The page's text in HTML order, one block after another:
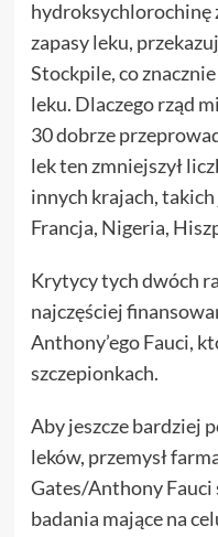
hydroksychlorochinę
zapasy leku,
Stockpile, co
leku. Dlaczego rząd
30 dobrze
lek ten zmniejszył
innych krajach,
Francja, Nigeria,
Krytycy tych dwóch
najczęściej
Anthony’ego Fauci,
szczepionkach.
Aby jeszcze bardziej
leków, przemysł
Gates/Anthony Fauci
badania mające na